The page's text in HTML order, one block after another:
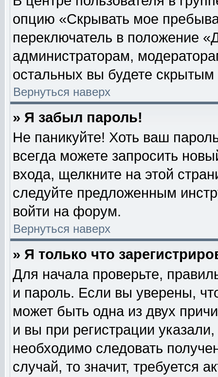
опцию «Скрывать мое
переключатель в положение
администраторам,
остальных вы будете скрытым
Вернуться наверх
» Я забыл пароль!
Не паникуйте! Хоть ваш
всегда можете запросить
входа, щелкните на этой
следуйте предложенным
войти на форум.
Вернуться наверх
» Я только что
Для начала проверьте,
и пароль. Если вы уверены,
может быть одна из двух
и вы при регистрации
необходимо следовать
случай, то значит, требуется